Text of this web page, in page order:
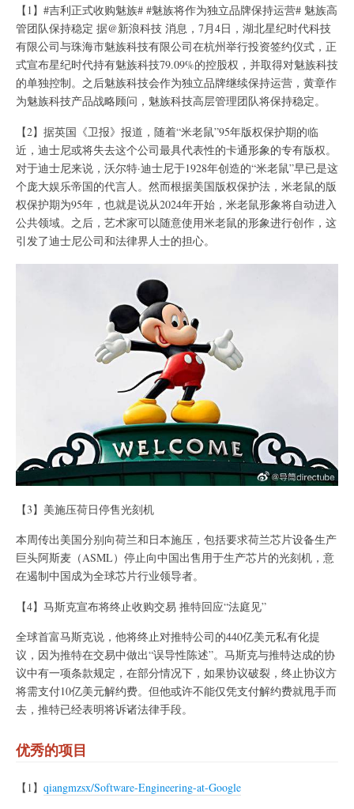
【1】#吉利正式收购魅族# #魅族将作为独立品牌保持运营# 魅族高
管团队保持稳定 据@新浪科技 消息，7月4日，湖北星纪时代科技
有限公司与珠海市魅族科技有限公司在杭州举行投资签约仪式，正
式宣布星纪时代持有魅族科技79.09%的控股权，并取得对魅族科技
的单独控制。之后魅族科技会作为独立品牌继续保持运营，黄章作
为魅族科技产品战略顾问，魅族科技高层管理团队将保持稳定。
【2】据英国《卫报》报道，随着“米老鼠”95年版权保护期的临
近，迪士尼或将失去这个公司最具代表性的卡通形象的专有版权。
对于迪士尼来说，沃尔特·迪士尼于1928年创造的“米老鼠”早已是这
个庞大娱乐帝国的代言人。然而根据美国版权保护法，米老鼠的版
权保护期为95年，也就是说从2024年开始，米老鼠形象将自动进入
公共领域。之后，艺术家可以随意使用米老鼠的形象进行创作，这
引发了迪士尼公司和法律界人士的担心。
【3】美施压荷日停售光刻机
本周传出美国分别向荷兰和日本施压，包括要求荷兰芯片设备生产
巨头阿斯麦（ASML）停止向中国出售用于生产芯片的光刻机，意
在遏制中国成为全球芯片行业领导者。
【4】马斯克宣布将终止收购交易 推特回应“法庭见”
全球首富马斯克说，他将终止对推特公司的440亿美元私有化提
议，因为推特在交易中做出“误导性陈述”。马斯克与推特达成的协
议中有一项条款规定，在部分情况下，如果协议破裂，终止协议方
将需支付10亿美元解约费。但他或许不能仅凭支付解约费就甩手而
去，推特已经表明将诉诸法律手段。
优秀的项目
【1】 qiangmzsx/Software-Engineering-at-Google